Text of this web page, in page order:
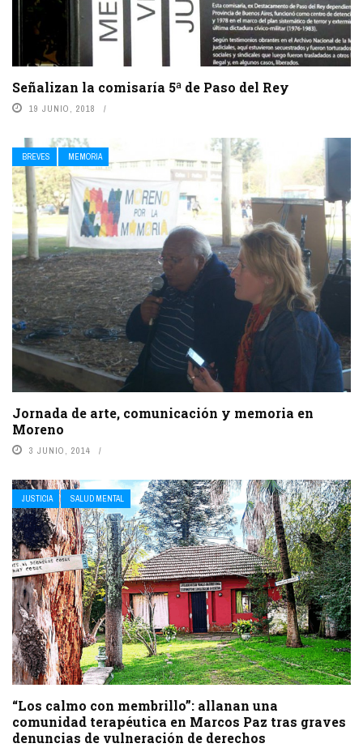
Señalizan la comisaría 5ª de Paso del Rey
19 JUNIO, 2018
BREVES MEMORIA
Jornada de arte, comunicación y memoria en
Moreno
3 JUNIO, 2014
JUSTICIA SALUD MENTAL
“Los calmo con membrillo”: allanan una
comunidad terapéutica en Marcos Paz tras graves
denuncias de vulneración de derechos